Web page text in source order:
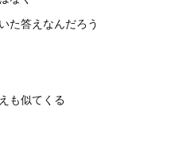
た答えなんだろう
も似てくる